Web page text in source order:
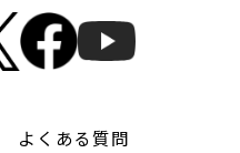
よくある質問